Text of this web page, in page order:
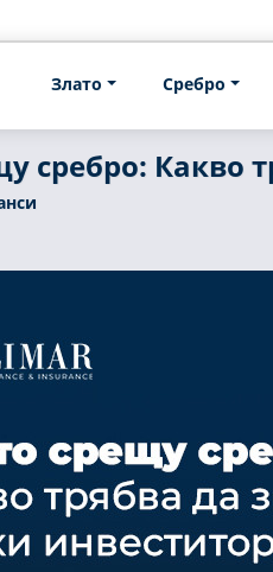
Злато Сребро
сребро: Какво